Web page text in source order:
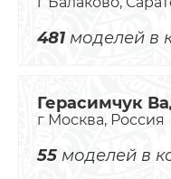
481 моделей в
Герасимчук
г Москва, Россия
55 моделей в